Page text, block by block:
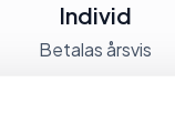
Individ
Betalas årsvis